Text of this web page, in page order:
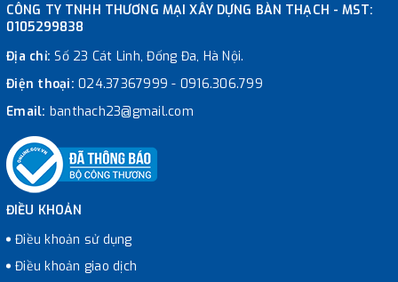
CÔNG TY TNHH THƯƠNG MẠI XÂY DỰNG BÀN THẠCH - MST:
0105299838
Địa chỉ:Số 23 Cát Linh, Đống Đa, Hà Nội.
Điện thoại: 024.37367999 - 0916.306.799
Email: banthach23@gmail.com
ĐIỀU KHOẢN
Điều khoản sử dụng
Điều khoản giao dịch